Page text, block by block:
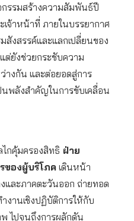
กรรมสร้างความสัมพันธ์ปี
จ้าหน้าที่ ภายในบรรยากาศ
สังสรรค์และแลกเปลี่ยนของ
ต่ยังช่วยกระชับความ
างกัน และต่อยอดสู่การ
นพลังสำคัญในการขับเคลื่อน
กคุ้มครองสิทธิ ฝ่าย
ของผู้บริโภค เดินหน้า
และภาคตะวันออก ถ่ายทอด
งานเชิงปฏิบัติการให้กับ
ไปจนถึงการผลักดัน